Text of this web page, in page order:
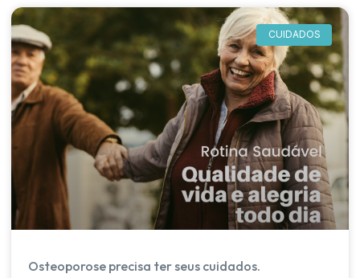
CUIDADOS
Osteoporose precisa ter seus cuidados.